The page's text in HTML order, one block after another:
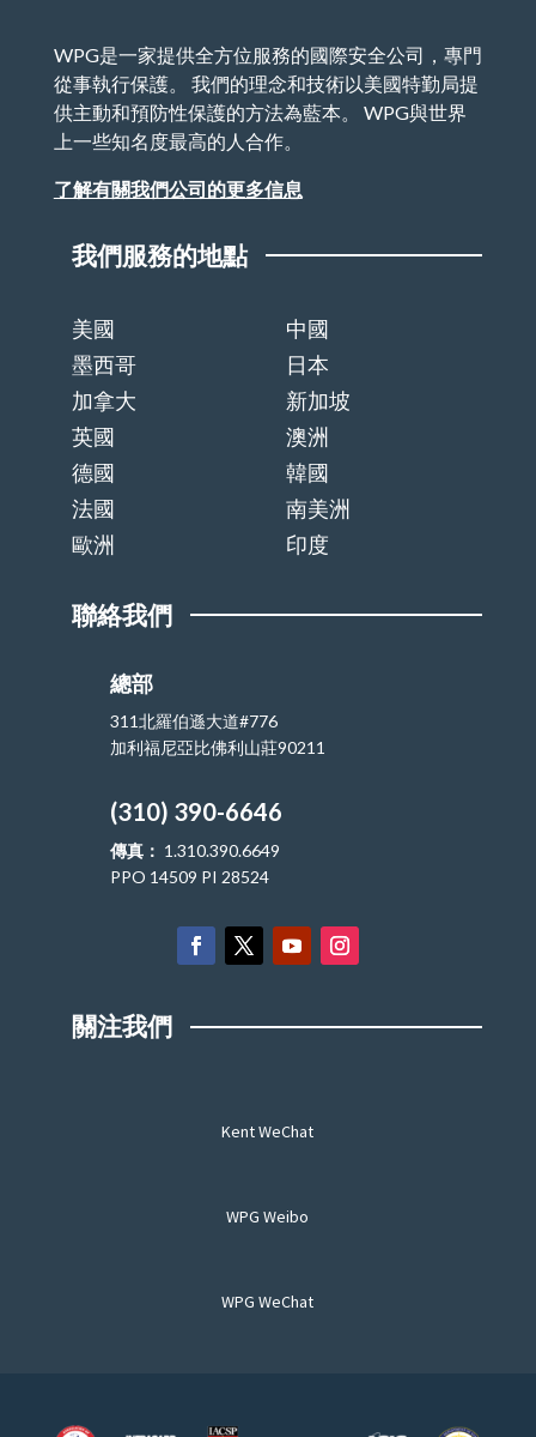
WPG是一家提供全方位服務的國際安全公司，專門
從事執行保護。 我們的理念和技術以美國特勤局提
供主動和預防性保護的方法為藍本。 WPG與世界
上一些知名度最高的人合作。
了解有關我們公司的更多信息
我們服務的地點
美國
中國
墨西哥
日本
加拿大
新加坡
英國
澳洲
德國
韓國
法國
南美洲
歐洲
印度
聯絡我們
總部
311北羅伯遜大道#776
加利福尼亞比佛利山莊90211
(310) 390-6646
傳真： 1.310.390.6649
PPO 14509 PI 28524
關注我們
Kent WeChat
WPG Weibo
WPG WeChat